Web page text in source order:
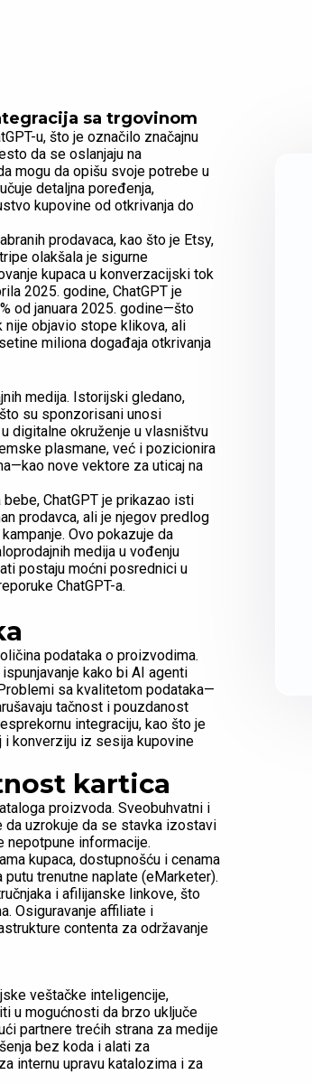
sa trgovinom
u, što je označilo značajnu
da se oslanjaju na
mogu da opišu svoje potrebe u
detaljna poređenja,
kupovine od otkrivanja do
prodavaca, kao što je Etsy,
olakšala je sigurne
kupaca u konverzacijski tok
2025. godine, ChatGPT je
od januara 2025. godine—što
nije objavio stope klikova, ali
miliona događaja otkrivanja
medija. Istorijski gledano,
su sponzorisani unosi
digitalne okruženje u vlasništvu
plasmane, već i pozicionira
nove vektore za uticaj na
ChatGPT je prikazao isti
prodavca, ali je njegov predlog
Ovo pokazuje da
medija u vođenju
postaju moćni posrednici u
ChatGPT-a.
podataka o proizvodima.
kako bi AI agenti
sa kvalitetom podataka—
tačnost i pouzdanost
integraciju, kao što je
i konverziju iz sesija kupovine
kartica
proizvoda. Sveobuhvatni i
uzrokuje da se stavka izostavi
informacije.
kupaca, dostupnošću i cenama
trenutne naplate (eMarketer).
i afilijanske linkove, što
Osiguravanje affiliate i
contenta za održavanje
veštačke inteligencije,
u mogućnosti da brzo uključe
partnere trećih strana za medije
bez koda i alati za
internu upravu katalozima i za